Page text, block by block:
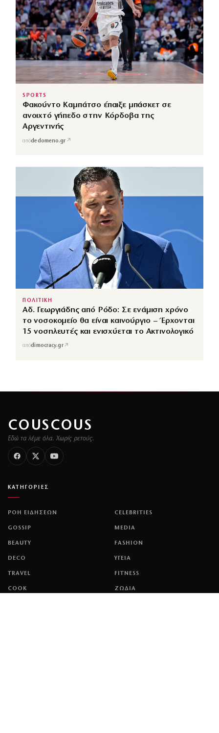
SPORTS
Φακούντο Καμπάτσο έπαιξε μπάσκετ σε
ανοιχτό γήπεδο στην Κόρδοβα της
Αργεντινής
απόdedomeno.gr ↗
ΠΟΛΙΤΙΚΗ
Αδ. Γεωργιάδης από Ρόδο: Σε ενάμιση χρόνο
το νοσοκομείο θα είναι καινούργιο – Έρχονται
15 νοσηλευτές και ενισχύεται το Ακτινολογικό
απόdimocracy.gr↗
COUSCOUS
Εδώ τα λέμε όλα. Χωρίς ρετούς.
ΚΑΤΗΓΟΡΙΕΣ
ΡΟΗ ΕΙΔΗΣΕΩΝ CELEBRITIES
GOSSIP MEDIA
BEAUTY FASHION
DECO ΥΓΕΙΑ
TRAVEL FITNESS
COOK ΖΩΔΙΑ